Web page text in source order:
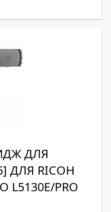
ДЛЯ
ДЛЯ RICOH
L5130E/PRO